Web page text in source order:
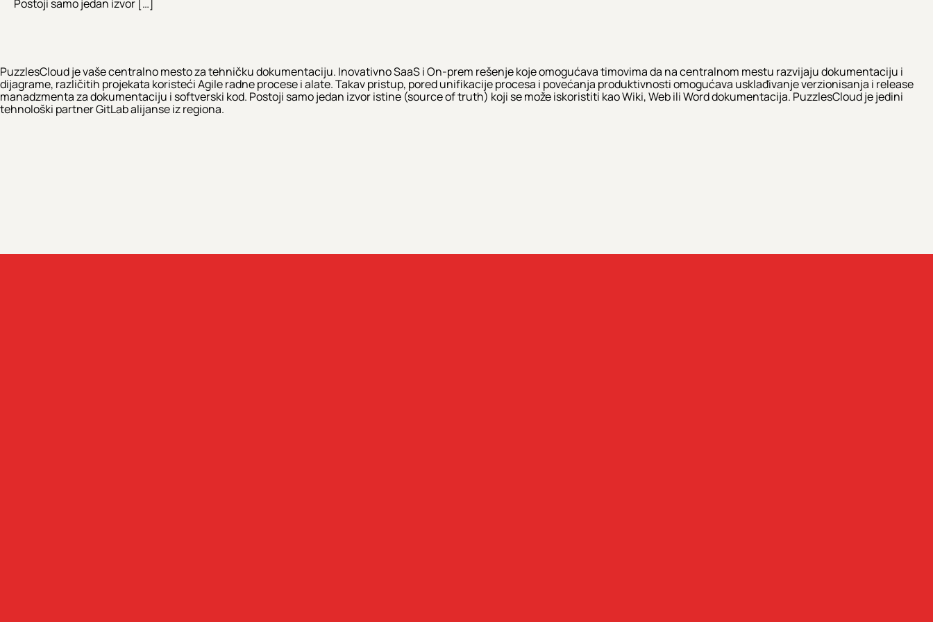
Postoji samo jedan izvor […]
PuzzlesCloud je vaše centralno mesto za tehničku dokumentaciju. Inovativno SaaS i On-prem rešenje koje omogućava timovima da na centralnom mestu razvijaju dokumentaciju i
dijagrame, različitih projekata koristeći Agile radne procese i alate. Takav pristup, pored unifikacije procesa i povećanja produktivnosti omogućava usklađivanje verzionisanja i release
manadzmenta za dokumentaciju i softverski kod. Postoji samo jedan izvor istine (source of truth) koji se može iskoristiti kao Wiki, Web ili Word dokumentacija. PuzzlesCloud je jedini
tehnološki partner GitLab alijanse iz regiona.